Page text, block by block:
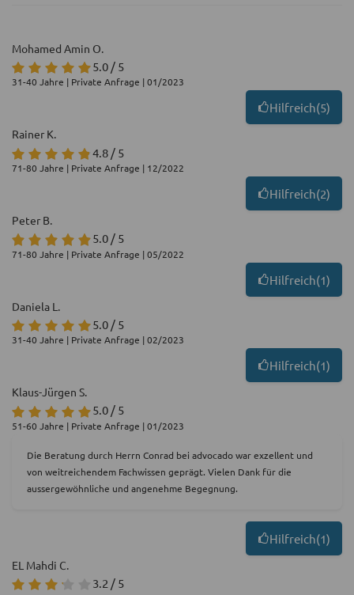
Mohamed Amin O.
5.0 / 5
31-40 Jahre | Private Anfrage | 01/2023
Hilfreich(5)
Rainer K.
4.8 / 5
71-80 Jahre | Private Anfrage | 12/2022
Hilfreich(2)
Peter B.
5.0 / 5
71-80 Jahre | Private Anfrage | 05/2022
Hilfreich(1)
Daniela L.
5.0 / 5
31-40 Jahre | Private Anfrage | 02/2023
Hilfreich(1)
Klaus-Jürgen S.
5.0 / 5
51-60 Jahre | Private Anfrage | 01/2023
Die Beratung durch Herrn Conrad bei advocado war exzellent und
von weitreichendem Fachwissen geprägt. Vielen Dank für die
aussergewöhnliche und angenehme Begegnung.
Hilfreich(1)
EL Mahdi C.
3.2 / 5